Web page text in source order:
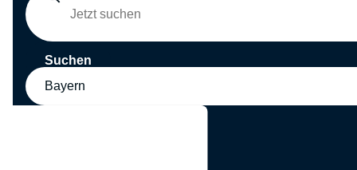
Suchen
Bayern